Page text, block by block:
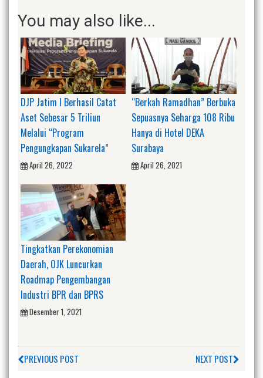
You may also like...
DJP Jatim I Berhasil Catat
Aset Sebesar 5 Triliun
Melalui “Program
Pengungkapan Sukarela”
April 26, 2022
“Berkah Ramadhan” Berbuka
Sepuasnya Seharga 108 Ribu
Hanya di Hotel DEKA
Surabaya
April 26, 2021
Tingkatkan Perekonomian
Daerah, OJK Luncurkan
Roadmap Pengembangan
Industri BPR dan BPRS
Desember 1, 2021
PREVIOUS POST NEXT POST